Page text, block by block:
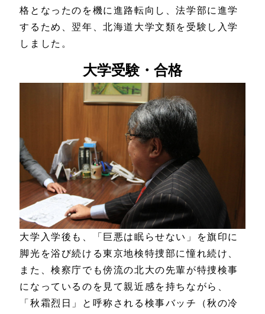
格となったのを機に進路転向し、法学部に進学
するため、翌年、北海道大学文類を受験し入学
しました。
大学受験・合格
大学入学後も、「巨悪は眠らせない」を旗印に
脚光を浴び続ける東京地検特捜部に憧れ続け、
また、検察庁でも傍流の北大の先輩が特捜検事
になっているのを見て親近感を持ちながら、
「秋霜烈日」と呼称される検事バッチ（秋の冷